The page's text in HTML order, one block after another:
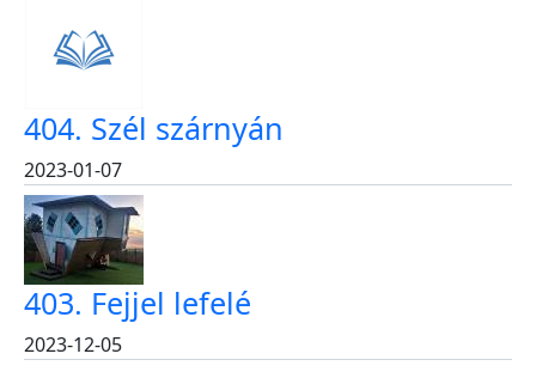
404. Szél szárnyán
2023-01-07
403. Fejjel lefelé
2023-12-05